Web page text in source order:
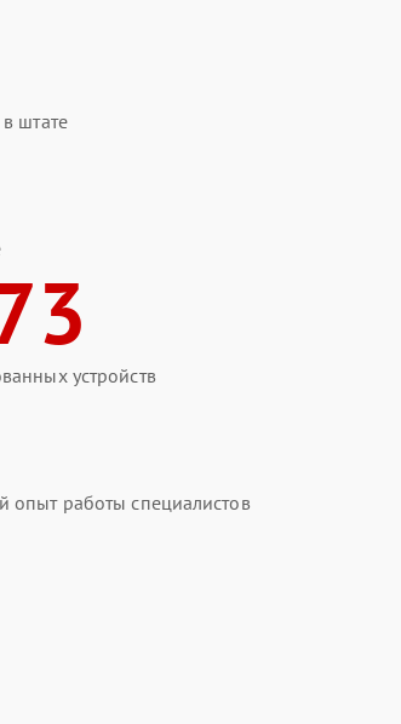
штате
устройств
опыт работы специалистов